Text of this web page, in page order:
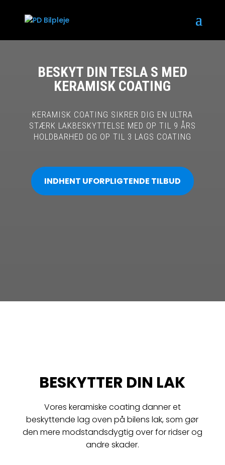
BESKYT DIN TESLA S MED
KERAMISK COATING
KERAMISK COATING SIKRER DIG EN ULTRA
STÆRK LAKBESKYTTELSE MED OP TIL 9 ÅRS
HOLDBARHED OG OP TIL 3 LAGS COATING
INDHENT UFORPLIGTENDE TILBUD
BESKYTTER DIN LAK
Vores keramiske coating danner et
beskyttende lag oven på bilens lak, som gør
den mere modstandsdygtig over for ridser og
andre skader.